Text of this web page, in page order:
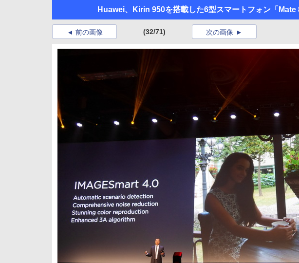
Huawei、Kirin 950を搭載した6型スマートフォン「Mate
前の画像 (32/71) 次の画像